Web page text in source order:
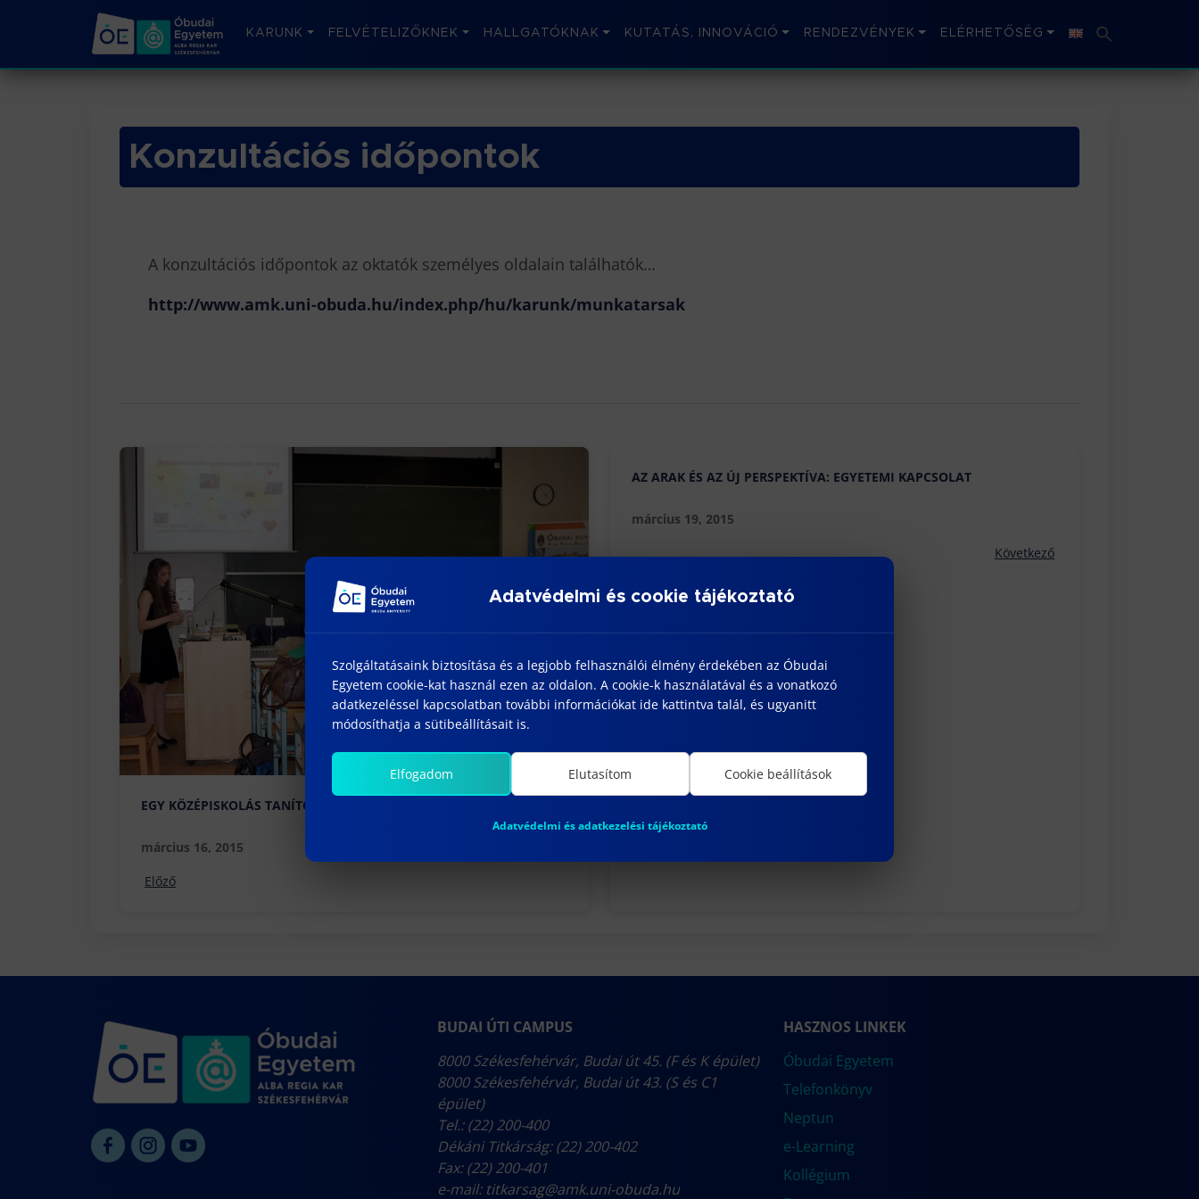
KARUNK FELVÉTELIZŐKNEK HALLGATÓKNAK KUTATÁS, INNOVÁCIÓ RENDEZVÉNYEK ELÉRHETŐSÉG
Konzultációs időpontok
A konzultációs időpontok az oktatók személyes oldalain találhatók…
http://www.amk.uni-obuda.hu/index.php/hu/karunk/munkatarsak
EGY KÖZÉPISKOLÁS TANÍTOTTA AZ EGYETEMI POLGÁROKAT
március 16, 2015
Előző
AZ ARAK ÉS AZ ÚJ PERSPEKTÍVA: EGYETEMI KAPCSOLAT
március 19, 2015
Következő
BUDAI ÚTI CAMPUS
8000 Székesfehérvár, Budai út 45. (F és K épület)
8000 Székesfehérvár, Budai út 43. (S és C1
épület)
Tel.: (22) 200-400
Dékáni Titkárság: (22) 200-402
Fax: (22) 200-401
e-mail: titkarsag@amk.uni-obuda.hu
HASZNOS LINKEK
Óbudai Egyetem
Telefonkönyv
Neptun
e-Learning
Kollégium
Adatvédelmi és cookie tájékoztató
Szolgáltatásaink biztosítása és a legjobb felhasználói élmény érdekében az Óbudai
Egyetem cookie-kat használ ezen az oldalon. A cookie-k használatával és a vonatkozó
adatkezeléssel kapcsolatban további információkat ide kattintva talál, és ugyanitt
módosíthatja a sütibeállításait is.
Elfogadom Elutasítom Cookie beállítások
Adatvédelmi és adatkezelési tájékoztató